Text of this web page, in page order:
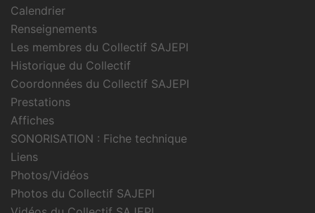
Calendrier
Renseignements
Les membres du Collectif SAJEPI
Historique du Collectif
Coordonnées du Collectif SAJEPI
Prestations
Affiches
SONORISATION : Fiche technique
Liens
Photos/Vidéos
Photos du Collectif SAJEPI